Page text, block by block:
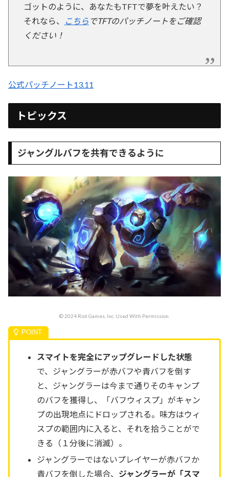
ゴットのように、あなたもTFTで夢を叶えたい？
それなら、
こちら でTFTのパッチノートをご確認
ください！
公式パッチノート13.11
トピックス
ジャングルバフを共有できるように
© 2024 Riot Games, Inc. Used With Permission.
スマイトを完全にアップグレードした状態
で、ジャングラーが赤バフや青バフを倒す
と、ジャングラーは今まで通りそのキャンプ
のバフを獲得し、「バフウィスプ」がキャン
プの出現地点にドロップされる。味方はウィ
スプの範囲内に入ると、それを拾うことがで
きる（１分後に消滅）。
ジャングラーではないプレイヤーが赤バフか
青バフを倒した場合、 ジャングラーが「スマ